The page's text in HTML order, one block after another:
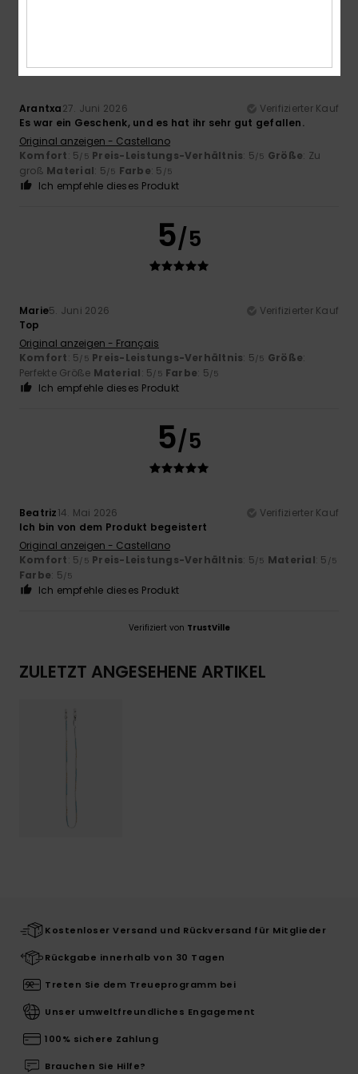
Arantxa27. Juni 2026
Verifizierter Kauf
Es war ein Geschenk, und es hat ihr sehr gut gefallen.
Original anzeigen - Castellano
Komfort: 5/5 Preis-Leistungs-Verhältnis: 5/5 Größe: Zu
groß Material: 5/5 Farbe: 5 /5
Ich empfehle dieses Produkt
5/5
Marie5. Juni 2026
Verifizierter Kauf
Top
Original anzeigen - Français
Komfort: 5/5 Preis-Leistungs-Verhältnis: 5/5 Größe:
Perfekte Größe Material: 5/5 Farbe: 5/5
Ich empfehle dieses Produkt
5/5
Beatriz14. Mai 2026
Verifizierter Kauf
Ich bin von dem Produkt begeistert
Original anzeigen - Castellano
Komfort: 5/5 Preis-Leistungs-Verhältnis: 5/5 Material: 5 /5
Farbe: 5/5
Ich empfehle dieses Produkt
Verifiziert von TrustVille
ZULETZT ANGESEHENE ARTIKEL
Kostenloser Versand und Rückversand für Mitglieder
Rückgabe innerhalb von 30 Tagen
Treten Sie dem Treueprogramm bei
Unser umweltfreundliches Engagement
100% sichere Zahlung
Brauchen Sie Hilfe?